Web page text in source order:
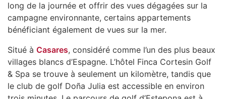
long de la journée et offrir des vues dégagées sur la
campagne environnante, certains appartements
bénéficiant également de vues sur la mer.
Situé à Casares, considéré comme l’un des plus beaux
villages blancs d’Espagne. L’hôtel Finca Cortesin Golf
& Spa se trouve à seulement un kilomètre, tandis que
le club de golf Doña Julia est accessible en environ